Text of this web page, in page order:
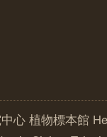
心 植物標本館